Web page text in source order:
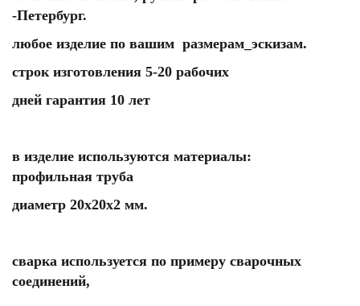
-Петербург.
любое изделие по вашим размерам_эскизам.
строк изготовления 5-20 рабочих
дней гарантия 10 лет
в изделие используются материалы:
профильная труба
диаметр 20х20х2 мм.
сварка используется по примеру сварочных
соединений,